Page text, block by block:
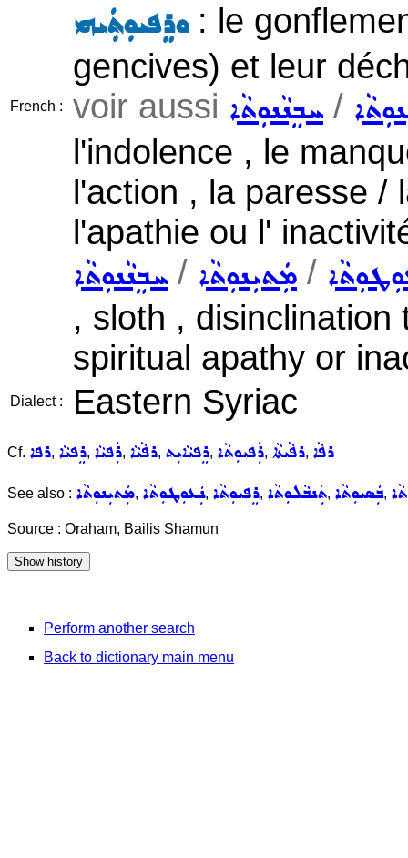
French :
ܘܪܸܦܝܘܼܬܲܝܗܝ: le
gencives) et leur
voir aussi ܚܒܸܢܵܢܘܼܬܵܐ /
l'indolence , le
l'action , la paresse /
l'apathie ou l'
ܚܒܸܢܵܢܘܼܬܵܐ / ܡܲܬܝܼܢܘܼܬܵܐ /
, sloth ,
spiritual apathy or
Dialect : Eastern Syriac
Cf. ܪܦܐ, ܪܸܦܝܵܐ, ܪܲܦܝܵܐ, ܪܦܵܝܵܐ, ܪܸܦܝܵܐܝܼܬ, ܪܲܦܝܘܼܬܵܐ, ܪܦܵܝܬܵܐ, ܪܦܵܐ
See also : ܡܲܬܝܼܢܘܼܬܵܐ, ܢܲܥܘܼܛܘܼܬܵܐ, ܪܸܦܝܘܼܬܵܐ, ܬܲܢܒܵܠܘܼܬܵܐ, ܒܲܣܝܘܼܬܵܐ,
Source : Oraham, Bailis Shamun
Perform another search
Back to dictionary main menu